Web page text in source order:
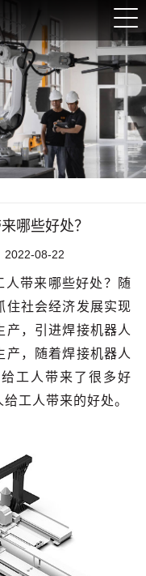
登
录
哪些好处？
2022-08-22
人带来哪些好处？随
住社会经济发展实现
产，引进焊接机器人
产，随着焊接机器人
工人带来了很多好
工人带来的好处。